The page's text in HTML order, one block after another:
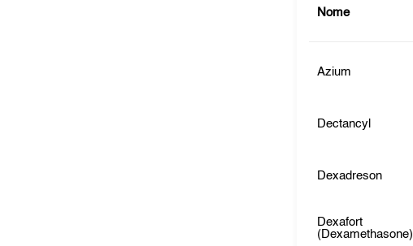
Nome
Azium
Dectancyl
Dexadreson
Dexafort
(Dexamethasone)